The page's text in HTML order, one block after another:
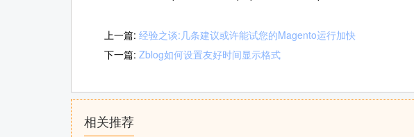
上一篇: 经验之谈:几条建议或许能试您的Magento运行加快
下一篇: Zblog如何设置友好时间显示格式
相关推荐